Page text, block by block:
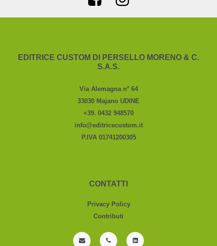
EDITRICE CUSTOM DI PERSELLO MORENO & C.
S.A.S.
Via Alemagna n° 64
33030 Majano UDINE
+39. 0432 948570
info@editricecustom.it
P.IVA 01741200305
CONTATTI
Privacy Policy
Contributi